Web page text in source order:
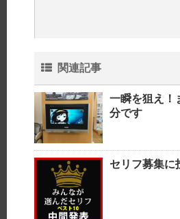
関連記事
一瞬を狙え！
分です
セリフ募集に